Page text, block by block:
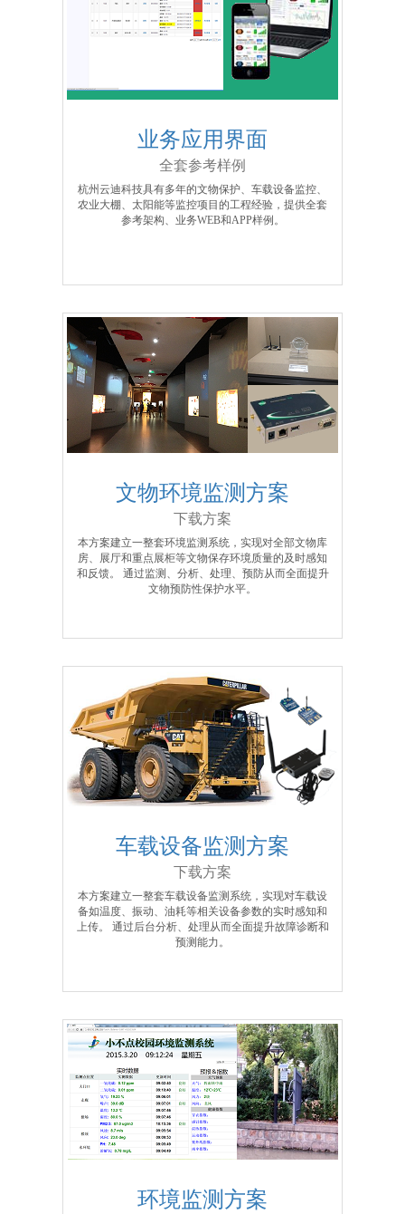
业务应用界面
全套参考样例
杭州云迪科技具有多年的文物保护、车载设备监控、
农业大棚、太阳能等监控项目的工程经验，提供全套
参考架构、业务WEB和APP样例。
文物环境监测方案
下载方案
本方案建立一整套环境监测系统，实现对全部文物库
房、展厅和重点展柜等文物保存环境质量的及时感知
和反馈。 通过监测、分析、处理、预防从而全面提升
文物预防性保护水平。
车载设备监测方案
下载方案
本方案建立一整套车载设备监测系统，实现对车载设
备如温度、振动、油耗等相关设备参数的实时感知和
上传。 通过后台分析、处理从而全面提升故障诊断和
预测能力。
环境监测方案